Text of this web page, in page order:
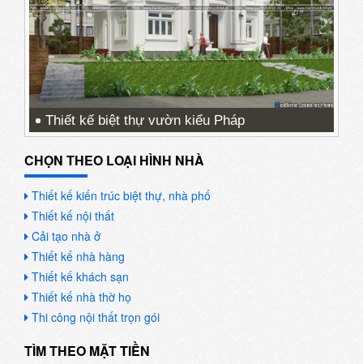
Thiết kế biệt thự vườn kiểu Pháp
CHỌN THEO LOẠI HÌNH NHÀ
Thiết kế kiến trúc biệt thự, nhà phố
Thiết kế nội thất
Cải tạo nhà ở
Thiết kế nhà hàng
Thiết kế khách sạn
Thiết kế nhà thờ họ
Thi công nội thất trọn gói
TÌM THEO MẶT TIỀN